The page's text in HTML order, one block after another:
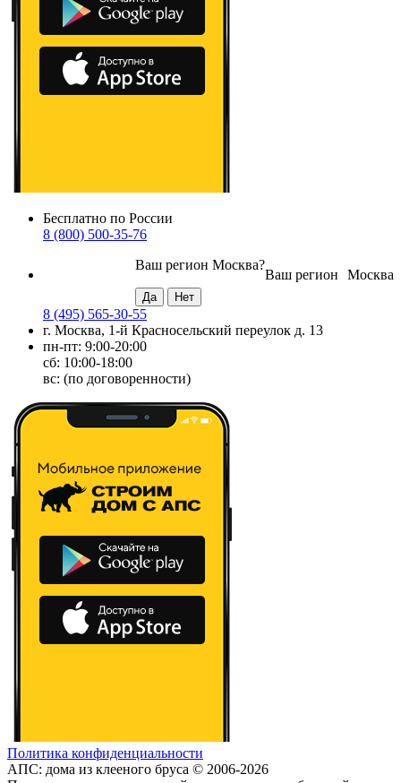
Бесплатно по России
8 (800) 500-35-76
Москва
Ваш регион
Ваш регион Москва?
8 (495) 565-30-55
г. Москва, 1-й Красносельский переулок д. 13
пн-пт: 9:00-20:00
сб: 10:00-18:00
вс: (по договоренности)
Политика конфиденциальности
АПС: дома из клееного бруса © 2006-2026